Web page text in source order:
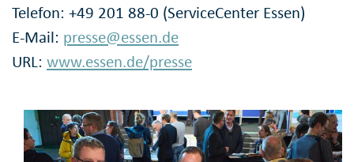
Telefon: +49 201 88-0 (ServiceCenter Essen)
E-Mail: presse@essen.de
URL: www.essen.de/presse